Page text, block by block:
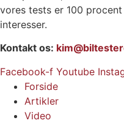
vores tests er 100
interesser.
Kontakt os:
Facebook-f Youtube
Forside
Artikler
Video